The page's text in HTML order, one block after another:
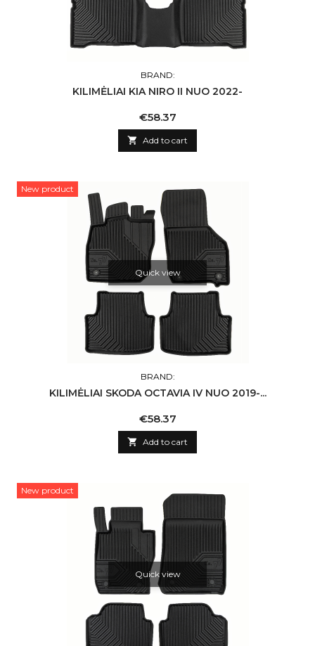
BRAND:
KILIMĖLIAI KIA NIRO II NUO 2022-
Price
€58.37
 Add to cart
New product
Quick view
BRAND:
KILIMĖLIAI SKODA OCTAVIA IV NUO 2019-...
Price
€58.37
 Add to cart
New product
Quick view